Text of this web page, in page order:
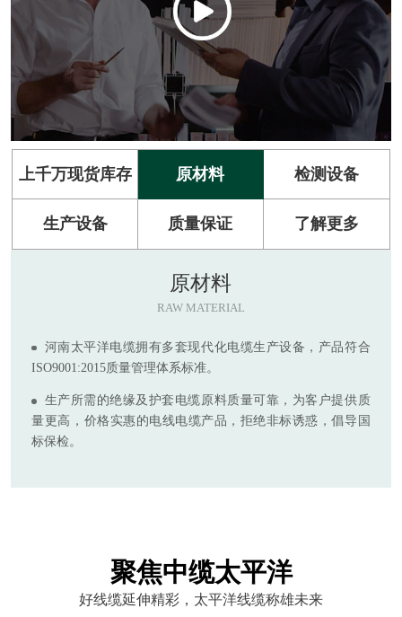
上千万现货库存 原材料 检测设备
生产设备 质量保证 了解更多
原材料
RAW MATERIAL
河南太平洋电缆拥有多套现代化电缆生产设备，产品符合
ISO9001:2015质量管理体系标准。
生产所需的绝缘及护套电缆原料质量可靠，为客户提供质
量更高，价格实惠的电线电缆产品，拒绝非标诱惑，倡导国
标保检。
聚焦中缆太平洋
好线缆延伸精彩，太平洋线缆称雄未来